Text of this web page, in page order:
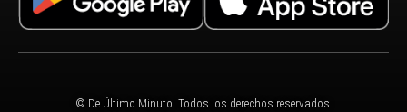
© De Último Minuto. Todos los derechos reservados.